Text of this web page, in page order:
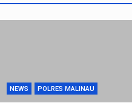
NEWS POLRES MALINAU